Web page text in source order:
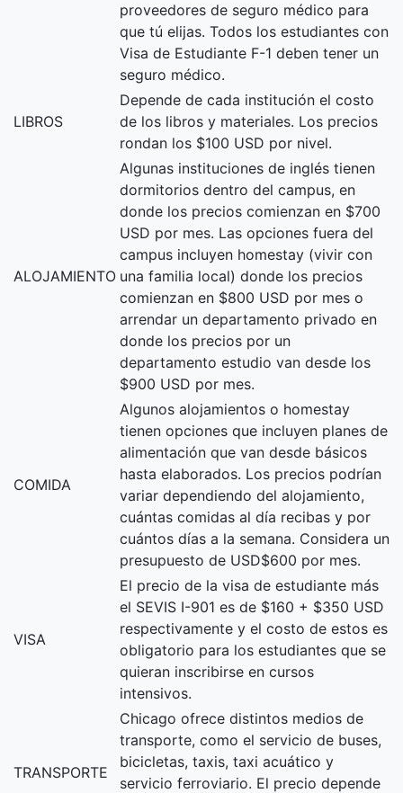
proveedores de seguro médico para
que tú elijas. Todos los estudiantes con
Visa de Estudiante F-1 deben tener un
seguro médico.
LIBROS
Depende de cada institución el costo
de los libros y materiales. Los precios
rondan los $100 USD por nivel.
ALOJAMIENTO
Algunas instituciones de inglés tienen
dormitorios dentro del campus, en
donde los precios comienzan en $700
USD por mes. Las opciones fuera del
campus incluyen homestay (vivir con
una familia local) donde los precios
comienzan en $800 USD por mes o
arrendar un departamento privado en
donde los precios por un
departamento estudio van desde los
$900 USD por mes.
COMIDA
Algunos alojamientos o homestay
tienen opciones que incluyen planes de
alimentación que van desde básicos
hasta elaborados. Los precios podrían
variar dependiendo del alojamiento,
cuántas comidas al día recibas y por
cuántos días a la semana. Considera un
presupuesto de USD$600 por mes.
VISA
El precio de la visa de estudiante más
el SEVIS I-901 es de $160 + $350 USD
respectivamente y el costo de estos es
obligatorio para los estudiantes que se
quieran inscribirse en cursos
intensivos.
TRANSPORTE
Chicago ofrece distintos medios de
transporte, como el servicio de buses,
bicicletas, taxis, taxi acuático y
servicio ferroviario. El precio depende